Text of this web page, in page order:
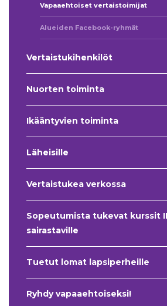
Vapaaehtoiset vertaistoimijat
Alueiden Facebook-ryhmät
Vertaistukihenkilöt
Nuorten toiminta
Ikääntyvien toiminta
Läheisille
Vertaistukea verkossa
Sopeutumista tukevat kurssit
sairastaville
Tuetut lomat lapsiperheille
Ryhdy vapaaehtoiseksi!